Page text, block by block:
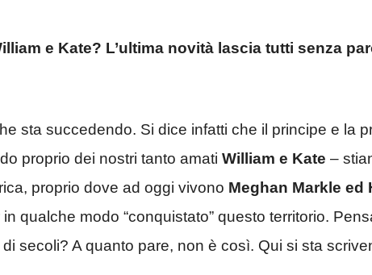
e Kate? L’ultima novità lascia tutti senza
sta succedendo. Si dice infatti che il principe e la
proprio dei nostri tanto amati William e Kate –
proprio dove ad oggi vivono Meghan Markle ed
qualche modo “conquistato” questo territorio.
secoli? A quanto pare, non è così. Qui si sta